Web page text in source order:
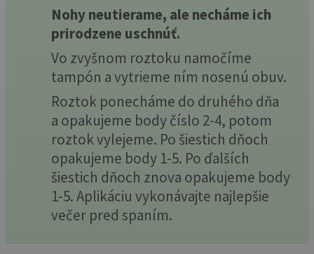
Nohy neutierame, ale necháme ich
prirodzene uschnúť.
Vo zvyšnom roztoku namočíme
tampón a vytrieme ním nosenú obuv.
Roztok ponecháme do druhého dňa
a opakujeme body číslo 2-4, potom
roztok vylejeme. Po šiestich dňoch
opakujeme body 1-5. Po ďalších
šiestich dňoch znova opakujeme body
1-5. Aplikáciu vykonávajte najlepšie
večer pred spaním.